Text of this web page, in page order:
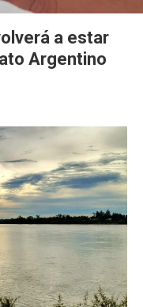
a estar
Argentino